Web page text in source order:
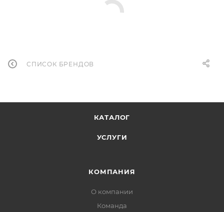
СПИСОК БРЕНДОВ
КАТАЛОГ
УСЛУГИ
КОМПАНИЯ
О компании
Команда